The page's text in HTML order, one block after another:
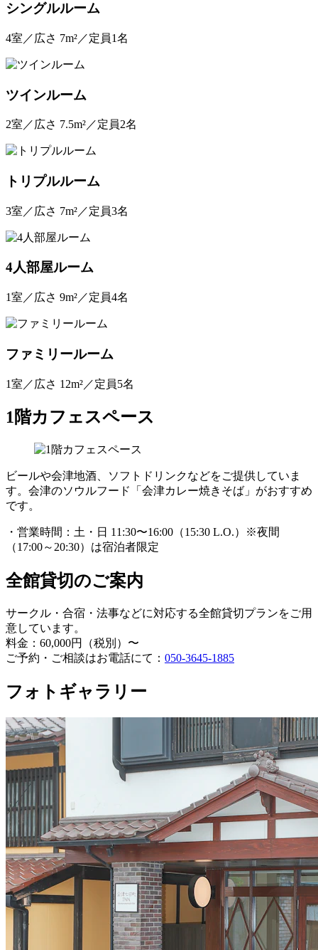
シングルルーム
4室／広さ 7m²／定員1名
ツインルーム
2室／広さ 7.5m²／定員2名
トリプルルーム
3室／広さ 7m²／定員3名
4人部屋ルーム
1室／広さ 9m²／定員4名
ファミリールーム
1室／広さ 12m²／定員5名
1階カフェスペース
ビールや会津地酒、ソフトドリンクなどをご提供していま
す。会津のソウルフード「会津カレー焼きそば」がおすすめ
です。
・営業時間：土・日 11:30〜16:00（15:30 L.O.）※夜間
（17:00～20:30）は宿泊者限定
全館貸切のご案内
サークル・合宿・法事などに対応する全館貸切プランをご用
意しています。
料金：60,000円（税別）〜
ご予約・ご相談はお電話にて： 050-3645-1885
フォトギャラリー